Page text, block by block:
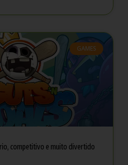
GAMES
competitivo e muito divertido